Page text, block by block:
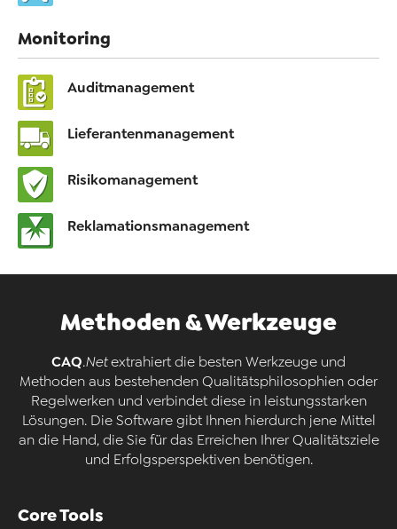
Monitoring
Auditmanagement
Lieferantenmanagement
Risikomanagement
Reklamationsmanagement
Methoden & Werkzeuge
CAQ.Netextrahiert die besten Werkzeuge und
Methoden aus bestehenden Qualitätsphilosophien oder
Regelwerken und verbindet diese in leistungsstarken
Lösungen. Die Software gibt Ihnen hierdurch jene Mittel
an die Hand, die Sie für das Erreichen Ihrer Qualitätsziele
und Erfolgsperspektiven benötigen.
Core Tools